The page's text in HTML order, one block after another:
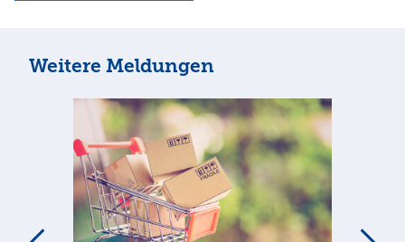
Weitere Meldungen